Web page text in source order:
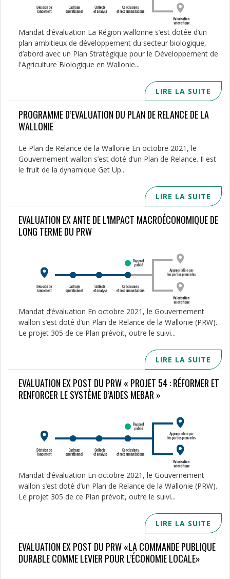
Mandat d’évaluation La Région wallonne s’est dotée d’un
plan ambitieux de développement du secteur biologique,
d’abord avec un Plan Stratégique pour le Développement de
l'Agriculture Biologique en Wallonie...
LIRE LA SUITE
PROGRAMME D’EVALUATION DU PLAN DE RELANCE DE LA
WALLONIE
Le Plan de Relance de la Wallonie En octobre 2021, le
Gouvernement wallon s’est doté d’un Plan de Relance. Il est
le fruit de la dynamique Get Up...
LIRE LA SUITE
EVALUATION EX ANTE DE L’IMPACT MACROÉCONOMIQUE DE
LONG TERME DU PRW
Mandat d’évaluation En octobre 2021, le Gouvernement
wallon s’est doté d’un Plan de Relance de la Wallonie (PRW).
Le projet 305 de ce Plan prévoit, outre le suivi...
LIRE LA SUITE
EVALUATION EX POST DU PRW « PROJET 54 : RÉFORMER ET
RENFORCER LE SYSTÈME D’AIDES MEBAR »
Mandat d’évaluation En octobre 2021, le Gouvernement
wallon s’est doté d’un Plan de Relance de la Wallonie (PRW).
Le projet 305 de ce Plan prévoit, outre le suivi...
LIRE LA SUITE
EVALUATION EX POST DU PRW «LA COMMANDE PUBLIQUE
DURABLE COMME LEVIER POUR L’ÉCONOMIE LOCALE»